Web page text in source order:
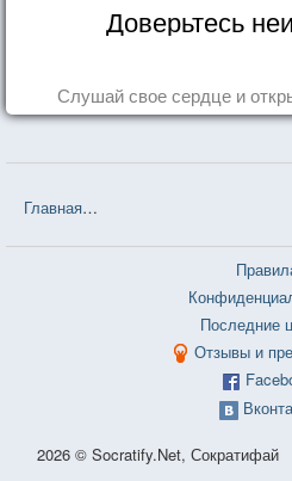
Доверьтесь
Слушай свое сердце и
Главная
Последние
Отзывы и
2026 © Socratify.Net, Сократифай